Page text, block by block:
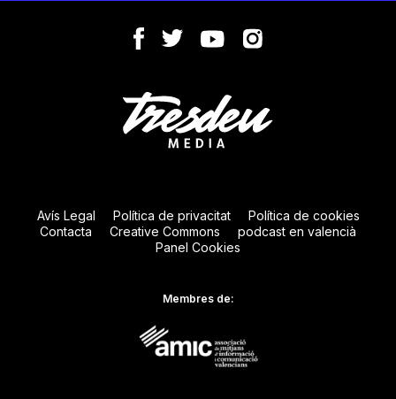
Avís Legal Política de privacitat
Política de cookies
Contacta
Creative Commons
podcast en valencià
Panel Cookies
Membres de: